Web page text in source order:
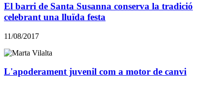
El barri de Santa Susanna conserva la tradició
celebrant una lluïda festa
11/08/2017
L'apoderament juvenil com a motor de canvi